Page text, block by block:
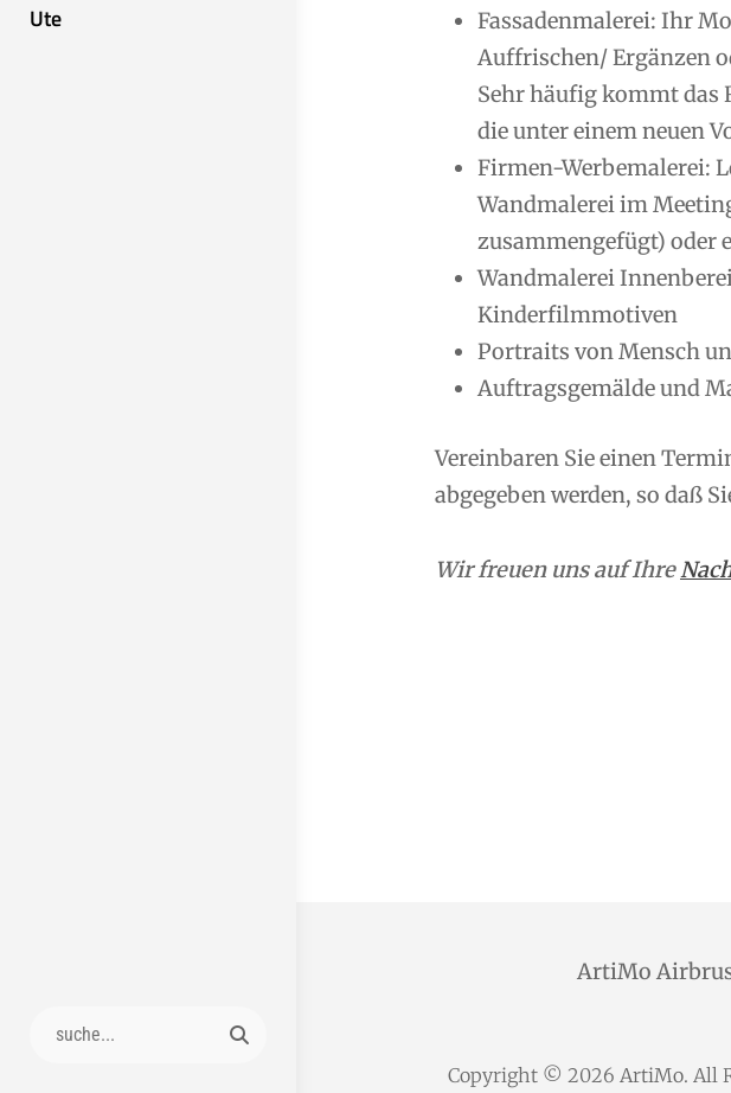
Ute
Search
Fassadenmalerei: Ihr
Auffrischen/ Ergänzen
Sehr häufig kommt das
die unter einem neuen
Firmen-Werbemalerei:
Wandmalerei im
zusammengefügt) oder
Wandmalerei
Kinderfilmmotiven
Portraits von Mensch
Auftragsgemälde und
Vereinbaren Sie einen
abgegeben werden, so daß
Wir freuen uns auf Ihre
ArtiMo
Copyright © 2026 ArtiMo. All